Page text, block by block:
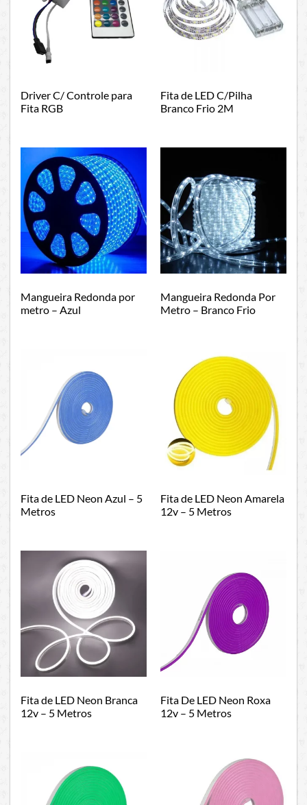
Driver C/ Controle para
Fita RGB
Fita de LED C/Pilha
Branco Frio 2M
Mangueira Redonda por
metro – Azul
Mangueira Redonda Por
Metro – Branco Frio
Fita de LED Neon Azul – 5
Metros
Fita de LED Neon Amarela
12v – 5 Metros
Fita de LED Neon Branca
12v – 5 Metros
Fita De LED Neon Roxa
12v – 5 Metros